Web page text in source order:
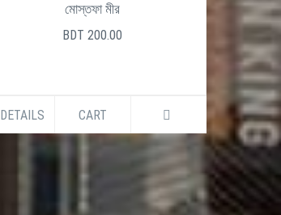
মোস্তফা মীর
BDT 200.00
DETAILS CART DETAILS